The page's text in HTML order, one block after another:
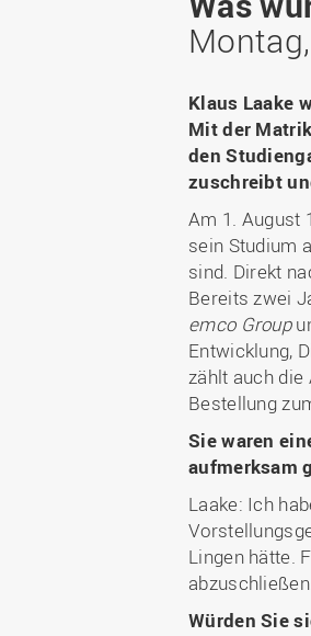
Master
Duales
Weiterbildung
Future Skills
Infos für
Infos für
Förder-ABC
Gute
Praxis
RECHERCHE
Ressort-
Expertensuche
StudyUp-
WIR durch
unsere
WIR in
Lingen:
Nachrichten
Klaus Laake
Mit der
den
zuschreibt
Am 1. August
sein Studium
sind. Direkt
Bereits zwei
emco Group
Entwicklung,
zählt auch
Bestellung
Sie waren
aufmerksam
Laake: Ich
Lingen hätte.
Würden Sie